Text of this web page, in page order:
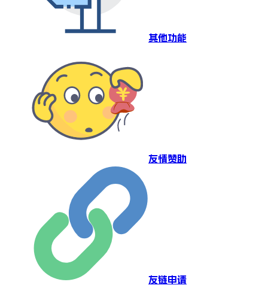
其他功能
友情赞助
友链申请